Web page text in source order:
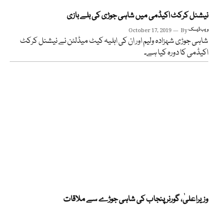
نیشنل کرکٹ اکیڈمی میں شاہی جوڑی کی بلے بازی
October 17, 2019 Byویب ڈیسک
شاہی جوڑی شہزادہ ولیم اور ان کی اہلیہ کیٹ میڈلٹن نے نیشنل کرکٹ
اکیڈمی کا دورہ کیا ہے۔
وزیراعلیٰ، گورنر پنجاب کی شاہی جوڑے سے ملاقات